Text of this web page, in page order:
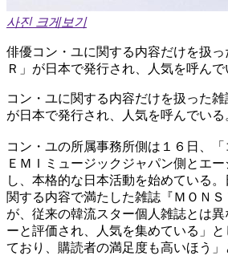
사진 크게보기
俳優コン・ユに関する内容だけを扱っ
Ｒ」が日本で発行され、人気を呼んで
コン・ユに関する内容だけを扱った雑
が日本で発行され、人気を呼んでいる
コン・ユの所属事務所側は１６日、
ＥＭＩミュージックジャパン側とエ
し、本格的な日本活動を始めている
関する内容で満たした雑誌『ＭＯＮ
が、従来の韓流スター個人雑誌とは
ーと評価され、人気を集めている」と
ており、購読者の満足度も高いほう」